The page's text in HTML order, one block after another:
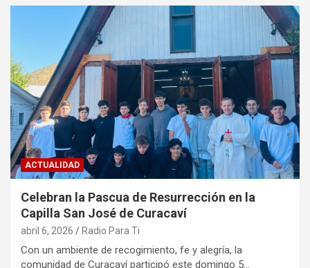
ACTUALIDAD
Celebran la Pascua de Resurrección en la
Capilla San José de Curacaví
abril 6, 2026 Radio Para Ti
Con un ambiente de recogimiento, fe y alegría, la
comunidad de Curacaví participó este domingo 5…